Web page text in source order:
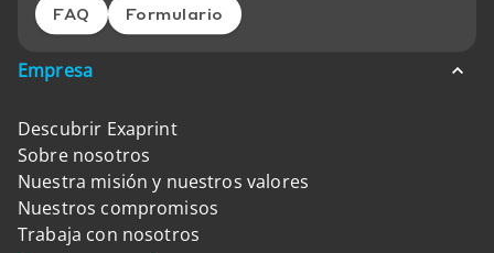
FAQ Formulario
Empresa
Descubrir Exaprint
Sobre nosotros
Nuestra misión y nuestros valores
Nuestros compromisos
Trabaja con nosotros